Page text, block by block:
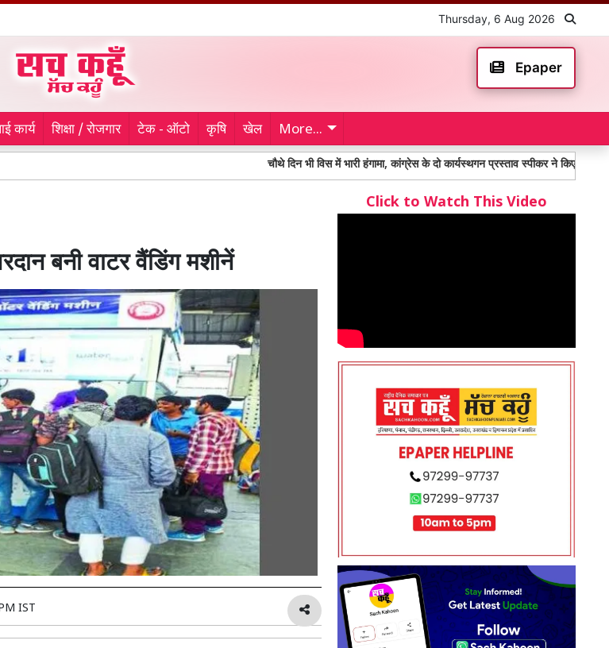
Thursday, 6 Aug 2026
Epaper
कार्य शिक्षा / रोजगार टेक - ऑटो कृषि खेल More...
चौथे दिन भी विस में भारी हंगामा, कांग्रेस के दो कार्यस्थगन प्रस्ताव स्पीकर ने किए खारिज
बनी वाटर वैंडिंग मशीनें
IST
Click to Watch This Video